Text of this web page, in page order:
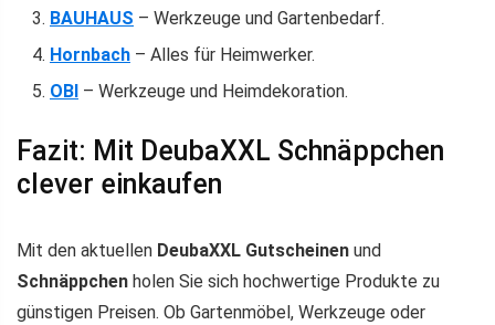
BAUHAUS – Werkzeuge und Gartenbedarf.
Hornbach – Alles für Heimwerker.
OBI – Werkzeuge und Heimdekoration.
Fazit: Mit DeubaXXL Schnäppchen
clever einkaufen
Mit den aktuellen DeubaXXL Gutscheinen und
Schnäppchen holen Sie sich hochwertige Produkte zu
günstigen Preisen. Ob Gartenmöbel, Werkzeuge oder